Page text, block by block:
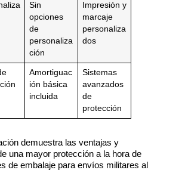
Sin
opciones
de
personaliza
ción
Impresión y
marcaje
personaliza
dos
Amortiguac
ión básica
incluida
Sistemas
avanzados
de
protección
demuestra las ventajas y
una mayor protección a la hora de
de embalaje para envíos militares al